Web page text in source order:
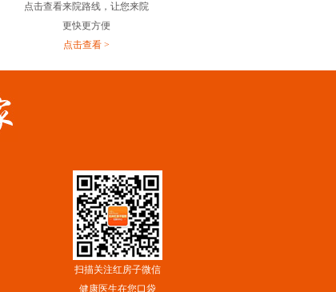
点击查看来院路线，让您来院
更快更方便
点击查看 >
扫描关注红房子微信
健康医生在您口袋